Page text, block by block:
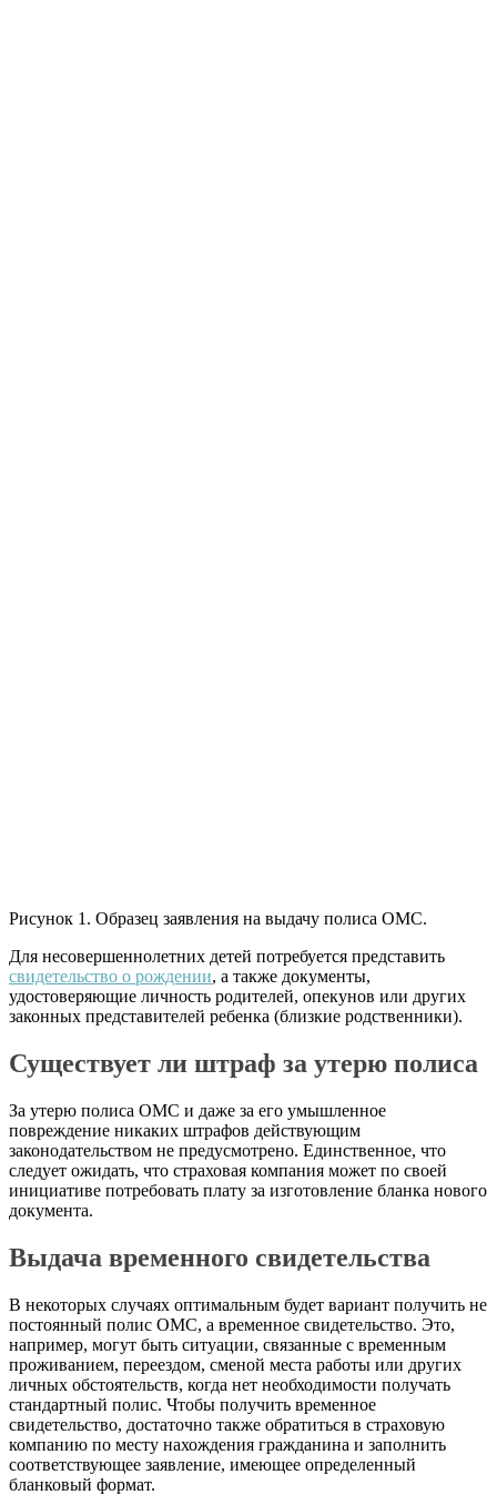
Рисунок 1. Образец заявления на выдачу полиса ОМС.
Для несовершеннолетних детей потребуется представить
свидетельство о рождении, а также документы,
удостоверяющие личность родителей, опекунов или других
законных представителей ребенка (близкие родственники).
Существует ли штраф за утерю полиса
За утерю полиса ОМС и даже за его умышленное
повреждение никаких штрафов действующим
законодательством не предусмотрено. Единственное, что
следует ожидать, что страховая компания может по своей
инициативе потребовать плату за изготовление бланка нового
документа.
Выдача временного свидетельства
В некоторых случаях оптимальным будет вариант получить не
постоянный полис ОМС, а временное свидетельство. Это,
например, могут быть ситуации, связанные с временным
проживанием, переездом, сменой места работы или других
личных обстоятельств, когда нет необходимости получать
стандартный полис. Чтобы получить временное
свидетельство, достаточно также обратиться в страховую
компанию по месту нахождения гражданина и заполнить
соответствующее заявление, имеющее определенный
бланковый формат.